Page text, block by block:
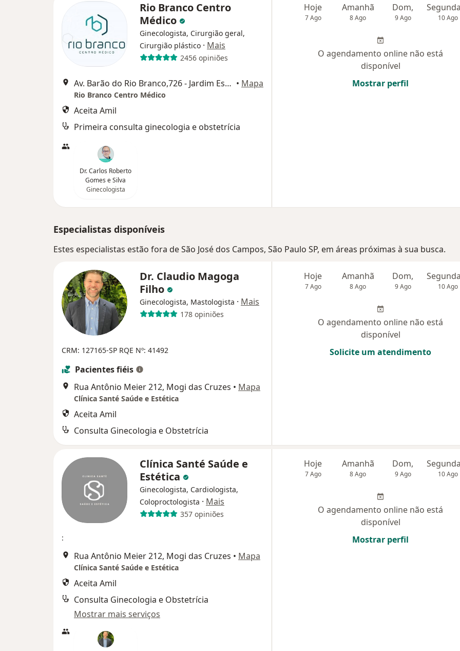
Rio Branco Centro
Médico
Ginecologista, Cirurgião geral,
Cirurgião plástico · Mais
2456 opiniões
Av. Barão do Rio Branco,726 - Jardim Esplanada, São José dos Campos • Mapa
Rio Branco Centro Médico
Aceita Amil
Primeira consulta ginecologia e obstetrícia
Dr. Carlos Roberto
Gomes e Silva
Ginecologista
Hoje
7 Ago
Amanhã
8 Ago
Dom,
9 Ago 10 Ago
O agendamento online não está
disponível
Mostrar perfil
Especialistas disponíveis
Estes especialistas estão fora de São José dos Campos, São Paulo SP, em áreas próximas à sua busca.
Dr. Claudio Magoga
Filho
Ginecologista, Mastologista · Mais
178 opiniões
CRM: 127165-SP RQE Nº: 41492
Pacientes fiéis
Rua Antônio Meier 212, Mogi das Cruzes • Mapa
Clínica Santé Saúde e Estética
Aceita Amil
Consulta Ginecologia e Obstetrícia
Hoje
7 Ago
Amanhã
8 Ago
Dom,
9 Ago 10 Ago
O agendamento online não está
disponível
Solicite um atendimento
Clínica Santé Saúde e
Estética
Ginecologista, Cardiologista,
Coloproctologista · Mais
357 opiniões
:
Rua Antônio Meier 212, Mogi das Cruzes • Mapa
Clínica Santé Saúde e Estética
Aceita Amil
Consulta Ginecologia e Obstetrícia
Mostrar mais serviços
Hoje
7 Ago
Amanhã
8 Ago
Dom,
9 Ago 10 Ago
O agendamento online não está
disponível
Mostrar perfil